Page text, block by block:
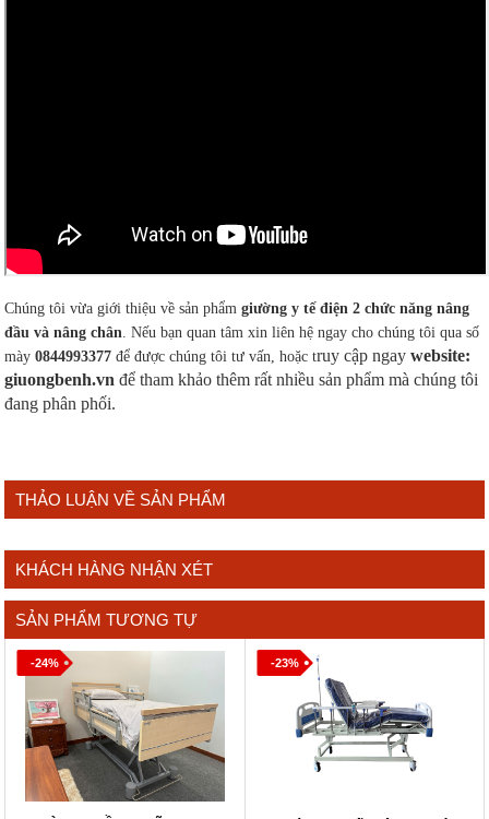
Chúng tôi vừa giới thiệu về sản phẩmgiường y tế điện 2 chức năng nâng
đầu và nâng chân. Nếu bạn quan tâm xin liên hệ ngay cho chúng tôi qua số
mày0844993377 để được chúng tôi tư vấn, hoặc truy cập ngaywebsite:
giuongbenh.vn để tham khảo thêm rất nhiều sản phẩm mà chúng tôi
đang phân phối.
THẢO LUẬN VỀ SẢN PHẨM
KHÁCH HÀNG NHẬN XÉT
SẢN PHẨM TƯƠNG TỰ
-24% -23%